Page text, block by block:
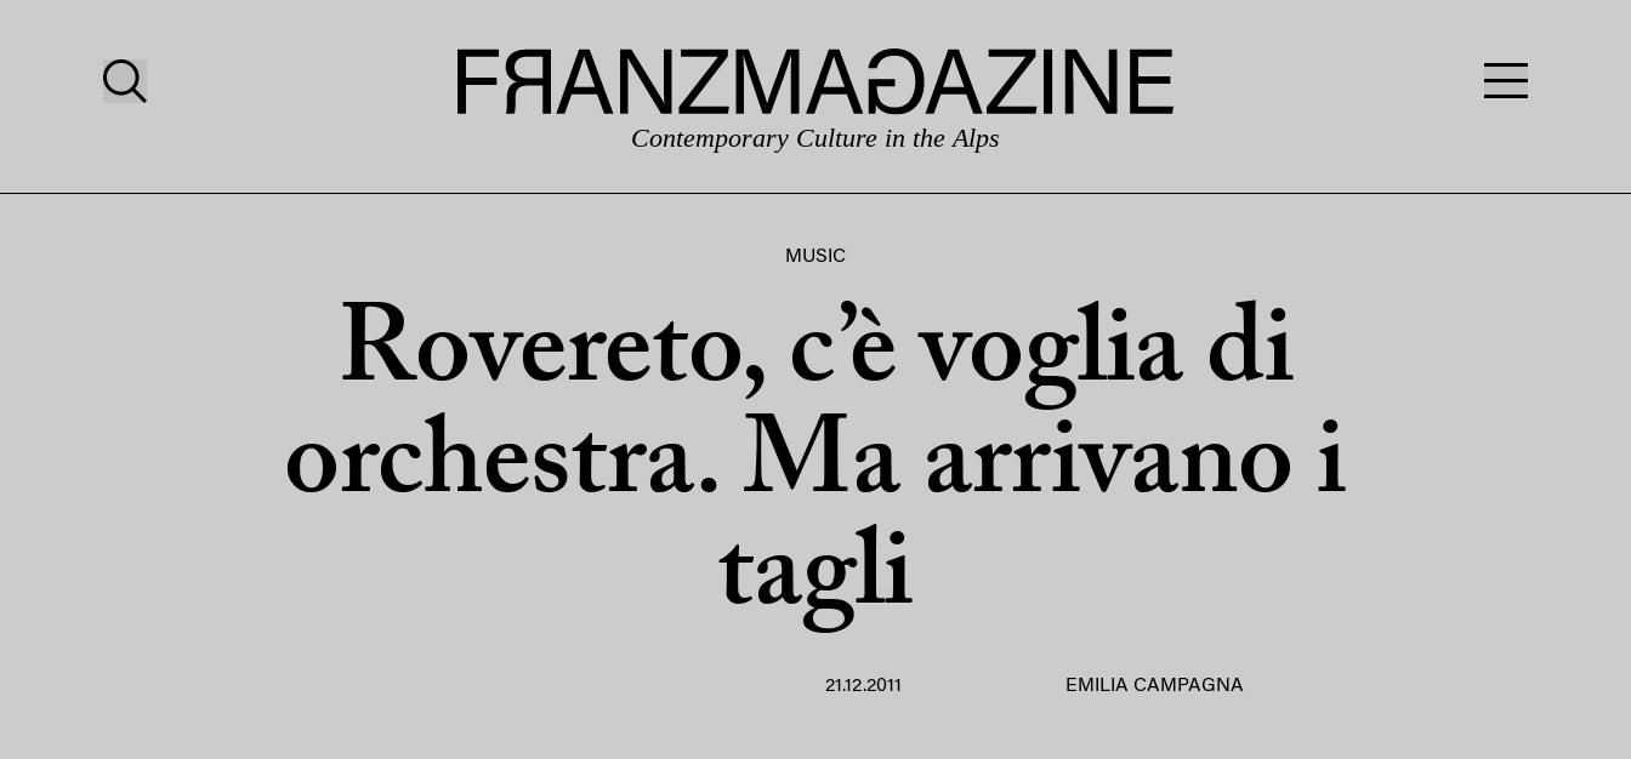
Contemporary Culture in the Alps
MUSIC
Rovereto, c’è voglia di
orchestra. Ma arrivano i
tagli
21.12.2011 EMILIA CAMPAGNA